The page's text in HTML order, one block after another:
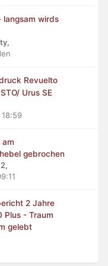
langsam wirds
Revuelto
Urus SE
18:59
am
gebrochen
2 Jahre
Plus - Traum
gelebt